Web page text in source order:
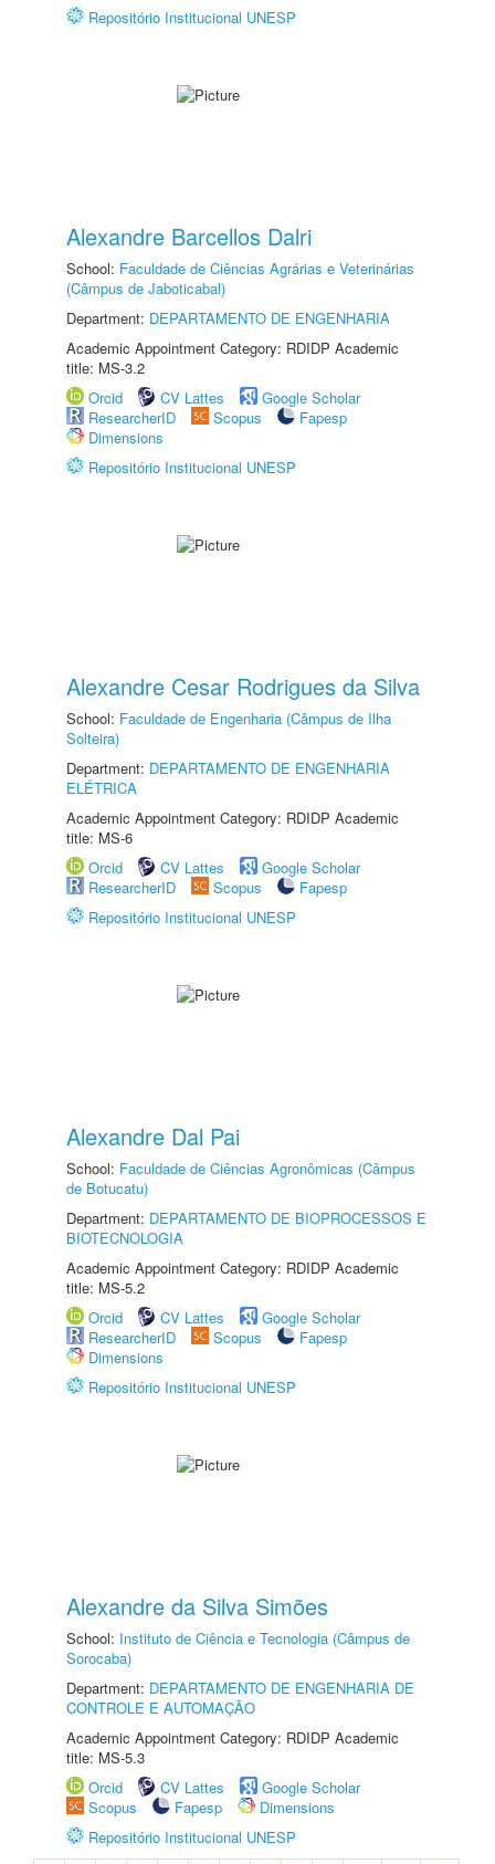
Repositório Institucional UNESP
Alexandre Barcellos Dalri
School: Faculdade de Ciências Agrárias e Veterinárias
(Câmpus de Jaboticabal)
Department: DEPARTAMENTO DE ENGENHARIA
Academic Appointment Category: RDIDP Academic
title: MS-3.2
Orcid
CV Lattes
Google Scholar
ResearcherID
Scopus
Fapesp
Dimensions
Repositório Institucional UNESP
Alexandre Cesar Rodrigues da Silva
School: Faculdade de Engenharia (Câmpus de Ilha
Solteira)
Department: DEPARTAMENTO DE ENGENHARIA
ELÉTRICA
Academic Appointment Category: RDIDP Academic
title: MS-6
Orcid
CV Lattes
Google Scholar
ResearcherID
Scopus
Fapesp
Repositório Institucional UNESP
Alexandre Dal Pai
School: Faculdade de Ciências Agronômicas (Câmpus
de Botucatu)
Department: DEPARTAMENTO DE BIOPROCESSOS E
BIOTECNOLOGIA
Academic Appointment Category: RDIDP Academic
title: MS-5.2
Orcid
CV Lattes
Google Scholar
ResearcherID
Scopus
Fapesp
Dimensions
Repositório Institucional UNESP
Alexandre da Silva Simões
School: Instituto de Ciência e Tecnologia (Câmpus de
Sorocaba)
Department: DEPARTAMENTO DE ENGENHARIA DE
CONTROLE E AUTOMAÇÃO
Academic Appointment Category: RDIDP Academic
title: MS-5.3
Orcid
CV Lattes
Google Scholar
Scopus
Fapesp
Dimensions
Repositório Institucional UNESP